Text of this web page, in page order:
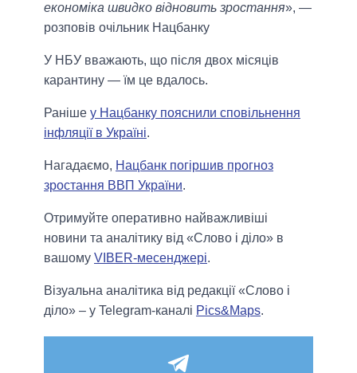
економіка швидко відновить зростання», —
розповів очільник Нацбанку
У НБУ вважають, що після двох місяців
карантину — їм це вдалось.
Раніше у Нацбанку пояснили сповільнення
інфляції в Україні.
Нагадаємо, Нацбанк погіршив прогноз
зростання ВВП України.
Отримуйте оперативно найважливіші
новини та аналітику від «Слово і діло» в
вашому VIBER-месенджері.
Візуальна аналітика від редакції «Слово і
діло» – у Telegram-каналі Pics&Maps.